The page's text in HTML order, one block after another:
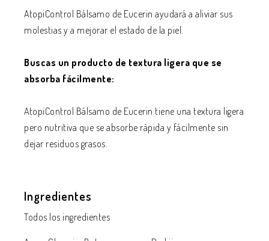
AtopiControl Bálsamo de Eucerin ayudará a aliviar sus
molestias y a mejorar el estado de la piel.
Buscas un producto de textura ligera que se
absorba fácilmente:
AtopiControl Bálsamo de Eucerin tiene una textura ligera
pero nutritiva que se absorbe rápida y fácilmente sin
dejar residuos grasos.
Ingredientes
Todos los ingredientes